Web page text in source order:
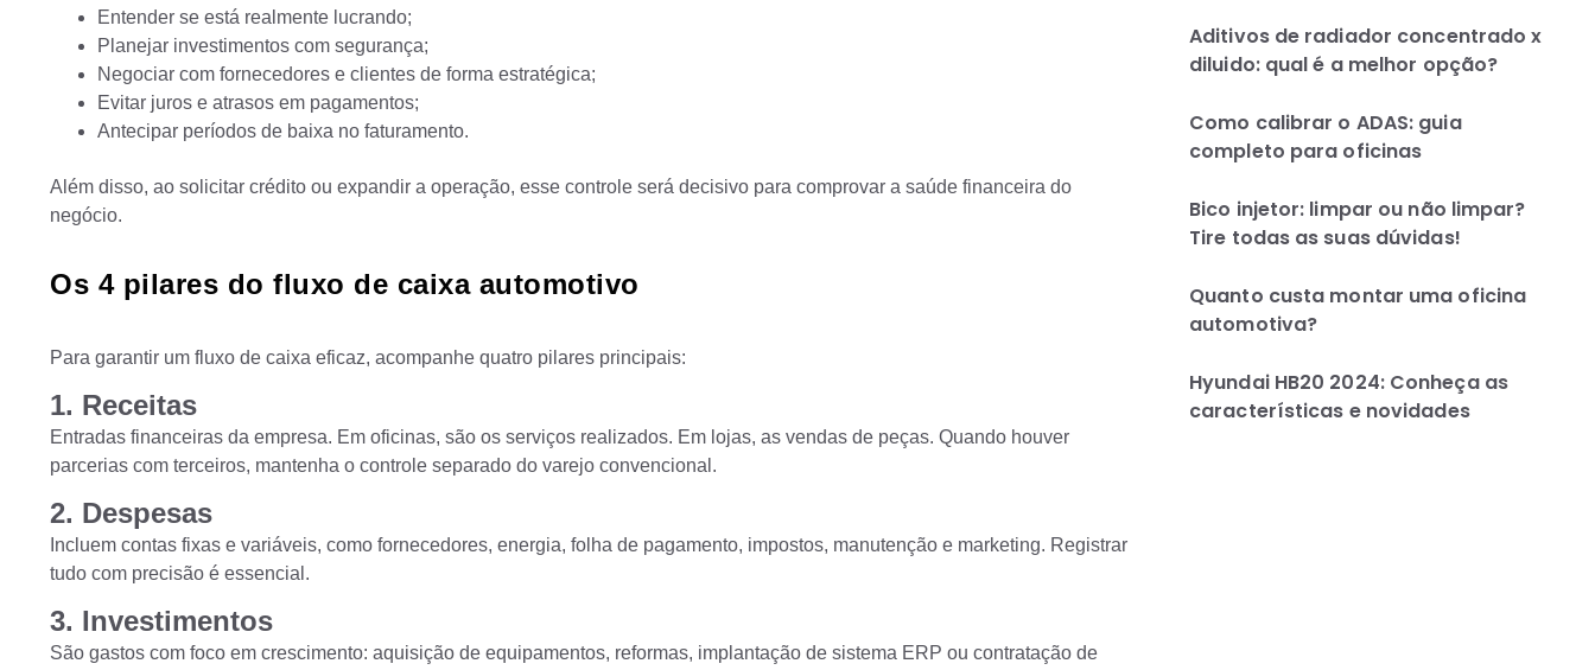
Entender se está realmente lucrando;
Planejar investimentos com segurança;
Negociar com fornecedores e clientes de forma estratégica;
Evitar juros e atrasos em pagamentos;
Antecipar períodos de baixa no faturamento.
Além disso, ao solicitar crédito ou expandir a operação, esse controle será decisivo para comprovar a saúde financeira do
negócio.
Os 4 pilares do fluxo de caixa automotivo
Para garantir um fluxo de caixa eficaz, acompanhe quatro pilares principais:
1. Receitas
Entradas financeiras da empresa. Em oficinas, são os serviços realizados. Em lojas, as vendas de peças. Quando houver
parcerias com terceiros, mantenha o controle separado do varejo convencional.
2. Despesas
Incluem contas fixas e variáveis, como fornecedores, energia, folha de pagamento, impostos, manutenção e marketing. Registrar
tudo com precisão é essencial.
3. Investimentos
São gastos com foco em crescimento: aquisição de equipamentos, reformas, implantação de sistema ERP ou contratação de
Aditivos de radiador concentrado x
diluido: qual é a melhor opção?
Como calibrar o ADAS: guia
completo para oficinas
Bico injetor: limpar ou não limpar?
Tire todas as suas dúvidas!
Quanto custa montar uma oficina
automotiva?
Hyundai HB20 2024: Conheça as
características e novidades